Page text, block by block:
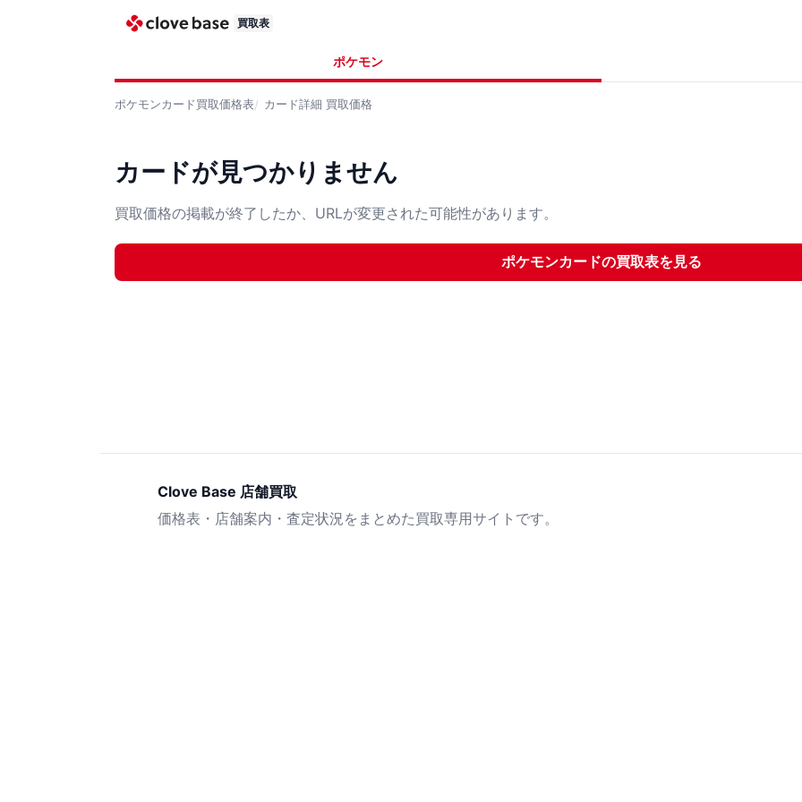
買取表
ポケモン
ポケモンカード買取価格表 カード詳細 買取価格
カードが見つかりません
買取価格の掲載が終了したか、URLが変更された可能性があります。
ポケモンカードの買取表を見る
Clove Base 店舗買取
価格表・店舗案内・査定状況をまとめた買取専用サイトです。